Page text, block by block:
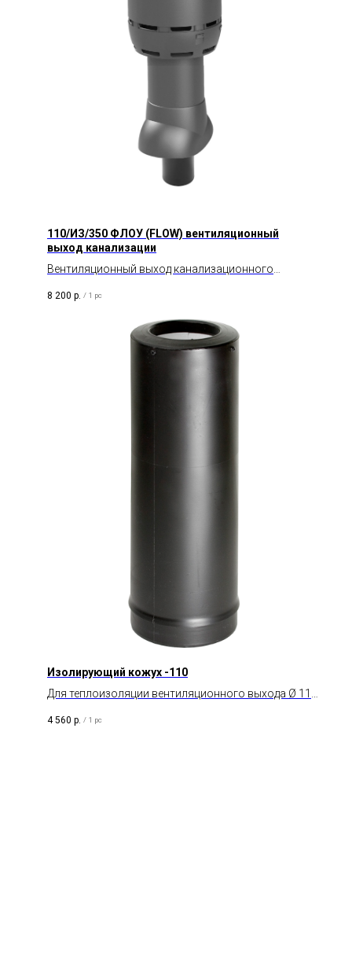
110/ИЗ/350 ФЛОУ (FLOW) вентиляционный
выход канализации
Вентиляционный выход канализационного
8 200 р. / 1 pc
Изолирующий кожух -110
Для теплоизоляции вентиляционного выхода Ø 110
4 560 р. / 1 pc